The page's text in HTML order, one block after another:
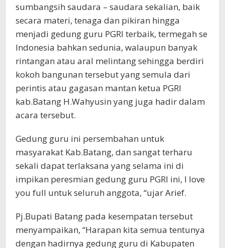
sumbangsih saudara – saudara sekalian, baik
secara materi, tenaga dan pikiran hingga
menjadi gedung guru PGRI terbaik, termegah se
Indonesia bahkan sedunia, walaupun banyak
rintangan atau aral melintang sehingga berdiri
kokoh bangunan tersebut yang semula dari
perintis atau gagasan mantan ketua PGRI
kab.Batang H.Wahyusin yang juga hadir dalam
acara tersebut.
Gedung guru ini persembahan untuk
masyarakat Kab.Batang, dan sangat terharu
sekali dapat terlaksana yang selama ini di
impikan peresmian gedung guru PGRI ini, I love
you full untuk seluruh anggota, “ujar Arief.
Pj.Bupati Batang pada kesempatan tersebut
menyampaikan, “Harapan kita semua tentunya
dengan hadirnya gedung guru di Kabupaten